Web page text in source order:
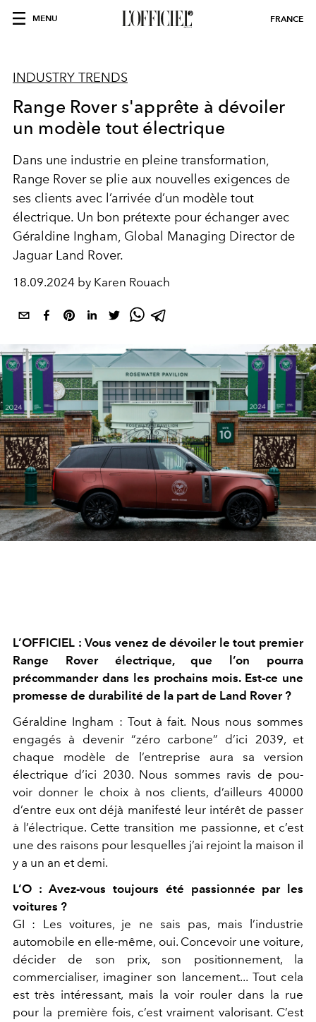
MENU FRANCE
INDUSTRY TRENDS
Range Rover s'apprête à dévoiler
un modèle tout électrique
Dans une industrie en pleine transformation,
Range Rover se plie aux nouvelles exigences de
ses clients avec l’arrivée d’un modèle tout
électrique. Un bon prétexte pour échanger avec
Géraldine Ingham, Global Managing Director de
Jaguar Land Rover.
18.09.2024 by Karen Rouach
L’OFFICIEL : Vous venez de dévoiler le tout premier
Range Rover électrique, que l’on pourra
précommander dans les prochains mois. Est-ce une
promesse de durabilité de la part de Land Rover ?
Géraldine Ingham : Tout à fait. Nous nous sommes
engagés à devenir “zéro carbone” d’ici 2039, et
chaque modèle de l’entreprise aura sa version
électrique d’ici 2030. Nous sommes ravis de pou-
voir donner le choix à nos clients, d’ailleurs 40000
d’entre eux ont déjà manifesté leur intérêt de passer
à l’électrique. Cette transition me passionne, et c’est
une des raisons pour lesquelles j’ai rejoint la maison il
y a un an et demi.
L’O :Avez-vous toujours été passionnée par les
voitures ?
GI : Les voitures, je ne sais pas, mais l’industrie
automobile en elle-même, oui. Concevoir une voiture,
décider de son prix, son positionnement, la
commercialiser, imaginer son lancement... Tout cela
est très intéressant, mais la voir rouler dans la rue
pour la première fois, c’est vraiment valorisant. C’est